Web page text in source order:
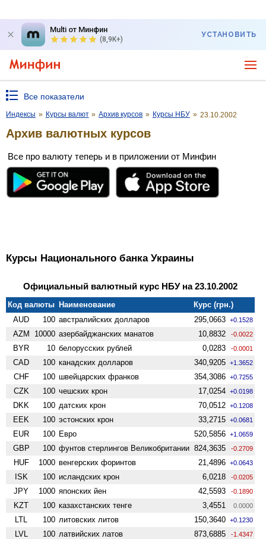
Multi от Минфин
(8,9K+)
УСТАНОВИТЬ
Все показатели
Индексы » Курсы валют » Архив курсов » Курсы НБУ » 23.10.2002
Архив валютных курсов
Все про валюту теперь и в приложении от Минфин
Курсы Национального банка Украины
Официальный валютный курс НБУ на 23.10.2002
Код валюты Наименование
Курс (грн.)
AUD
100 австралийских долларов 295,0663 +0.1528
AZM 10000 азербайджанских манатов 10,8832 -0.0022
BYR 10 белорусских рублей 0,0283 -0.0001
CAD 100 канадских долларов 340,9205 +1.3652
CHF 100 швейцарских франков 354,3086 +0.7255
CZK 100 чешских крон 17,0254 +0.0198
DKK 100 датских крон 70,0512 +0.1208
EEK 100 эстонских крон 33,2715 +0.0681
EUR 100 Евро 520,5856 +1.0659
GBP 100 фунтов стерлингов Велико­британии 824,3635 -0.2709
HUF 1000 венгерских форинтов 21,4896 +0.0643
ISK 100 исландских крон 6,0218 -0.0205
JPY 1000 японских йен 42,5593 -0.1890
KZT 100 казахстанских тенге 3,4551 0.0000
LTL 100 литовских литов 150,3640 +0.1230
LVL 100 латвийских латов 873,6885 -1.4347